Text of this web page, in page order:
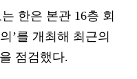
한은 본관 16층 회
’를 개최해 최근의
점검했다.